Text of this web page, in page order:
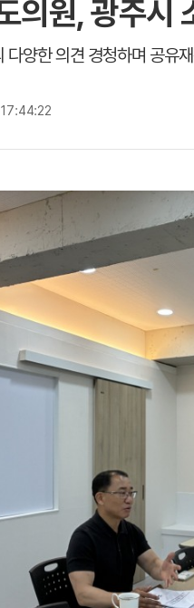
의원, 광주시
다양한 의견 경청하며 공유